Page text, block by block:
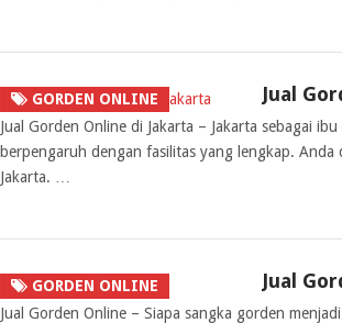
GORDEN ONLINE Jual
Jual Gorden Online di Jakarta – Jakarta sebagai
berpengaruh dengan fasilitas yang lengkap.
Jakarta. …
GORDEN ONLINE Jual
Jual Gorden Online – Siapa sangka gorden